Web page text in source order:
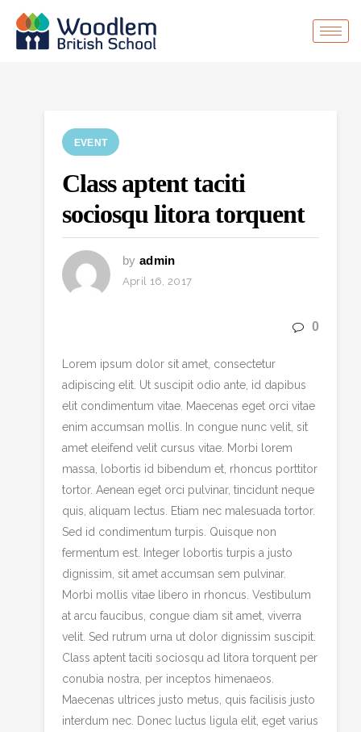
EVENT
Class aptent taciti
sociosqu litora torquent
by admin
April 16, 2017
0
Lorem ipsum dolor sit amet, consectetur
adipiscing elit. Ut suscipit odio ante, id dapibus
elit condimentum vitae. Maecenas eget orci vitae
enim accumsan mollis. In congue nunc velit, sit
amet eleifend velit cursus vitae. Morbi lorem
massa, lobortis id bibendum et, rhoncus porttitor
tortor. Aenean eget orci pulvinar, tincidunt neque
quis, aliquam lectus. Etiam nec malesuada tortor.
Sed id condimentum turpis. Quisque non
fermentum est. Integer lobortis turpis a justo
dignissim, sit amet accumsan sem pulvinar.
Morbi mollis vitae libero in rhoncus. Vestibulum
at arcu faucibus, congue diam sit amet, viverra
velit. Sed rutrum urna ut dolor dignissim suscipit.
Class aptent taciti sociosqu ad litora torquent per
conubia nostra, per inceptos himenaeos.
Maecenas ultrices justo metus, quis facilisis justo
interdum nec. Donec luctus ligula elit, eget varius